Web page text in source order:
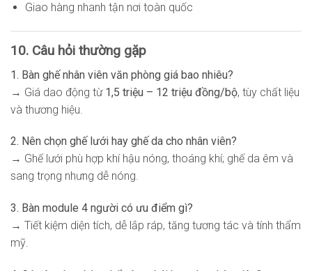
Giao hàng nhanh tận nơi toàn quốc
10. Câu hỏi thường gặp
1. Bàn ghế nhân viên văn phòng giá bao nhiêu?
→ Giá dao động từ 1,5 triệu – 12 triệu đồng/bộ, tùy chất liệu
và thương hiệu.
2. Nên chọn ghế lưới hay ghế da cho nhân viên?
→ Ghế lưới phù hợp khí hậu nóng, thoáng khí; ghế da êm và
sang trọng nhưng dễ nóng.
3. Bàn module 4 người có ưu điểm gì?
→ Tiết kiệm diện tích, dễ lắp ráp, tăng tương tác và tính thẩm
mỹ.